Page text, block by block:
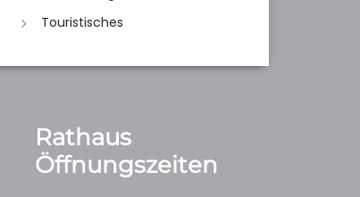
Touristisches
Rathaus
Öffnungszeiten